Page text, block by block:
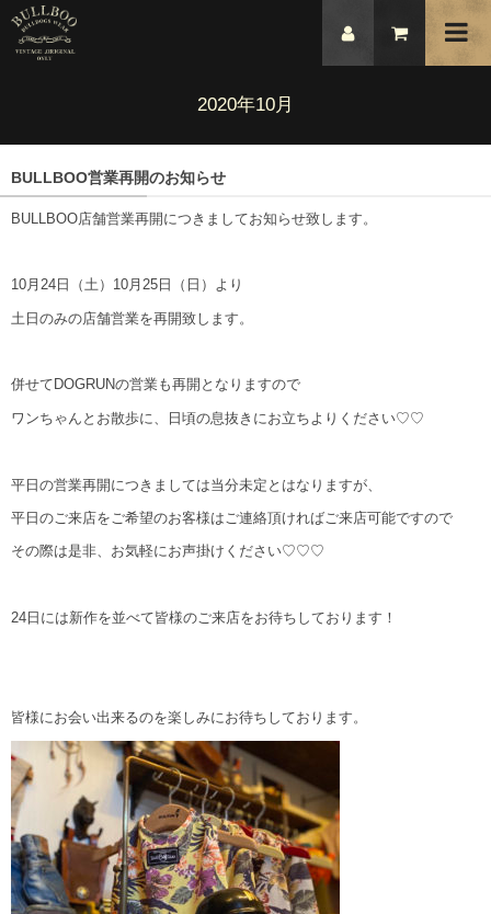
2020年10月
BULLBOO営業再開のお知らせ
BULLBOO店舗営業再開につきましてお知らせ致します。
10月24日（土）10月25日（日）より
土日のみの店舗営業を再開致します。
併せてDOGRUNの営業も再開となりますので
ワンちゃんとお散歩に、日頃の息抜きにお立ちよりください♡♡
平日の営業再開につきましては当分未定とはなりますが、
平日のご来店をご希望のお客様はご連絡頂ければご来店可能ですので
その際は是非、お気軽にお声掛けください♡♡♡
24日には新作を並べて皆様のご来店をお待ちしております！
皆様にお会い出来るのを楽しみにお待ちしております。